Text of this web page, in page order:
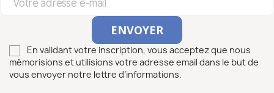
En validant votre inscription, vous acceptez que nous
mémorisions et utilisions votre adresse email dans le but de
vous envoyer notre lettre d’informations.